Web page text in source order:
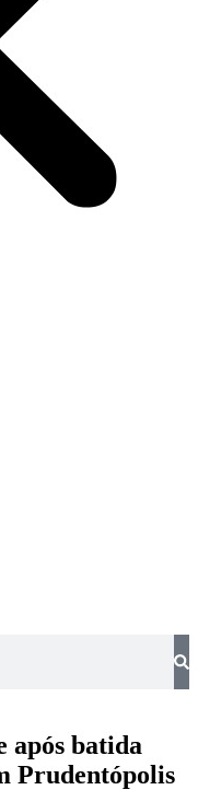
batida
Prudentópolis